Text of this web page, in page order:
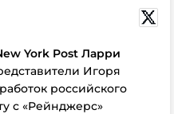
York Post Ларри
Игоря
российского
с «Рейнджерс»